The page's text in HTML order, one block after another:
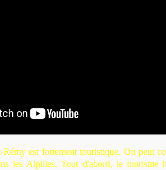
est fortement touristique. On peut
les Alpilles. Tout d'abord, le tourisme